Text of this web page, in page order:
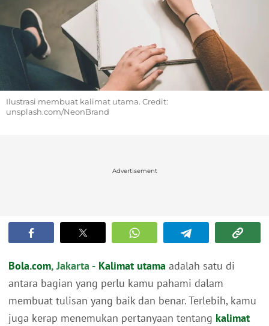
Ilustrasi membuat kalimat utama. Credit:
unsplash.com/NeonBrand
Advertisement
Bola.com, Jakarta - Kalimat utama adalah satu di
antara bagian yang perlu kamu pahami dalam
membuat tulisan yang baik dan benar. Terlebih, kamu
juga kerap menemukan pertanyaan tentang kalimat